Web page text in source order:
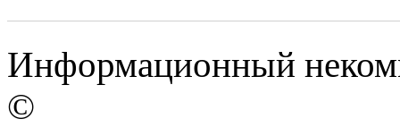
Информационный
©